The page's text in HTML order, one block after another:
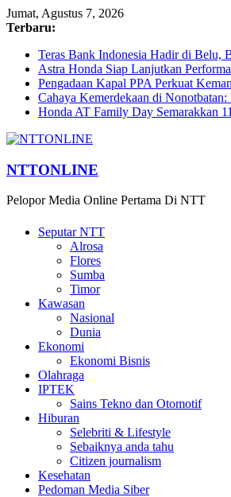
Jumat, Agustus 7, 2026
Terbaru:
Teras Bank Indonesia Hadir di Belu,
Astra Honda Siap Lanjutkan
Pengadaan Kapal PPA Perkuat
Cahaya Kemerdekaan di
Honda AT Family Day Semarakkan
NTTONLINE
Pelopor Media Online Pertama Di NTT
Seputar NTT
Alrosa
Flores
Sumba
Timor
Kawasan
Nasional
Dunia
Ekonomi
Ekonomi Bisnis
Olahraga
IPTEK
Sains Tekno dan Otomotif
Hiburan
Selebriti & Lifestyle
Sebaiknya anda tahu
Citizen journalism
Kesehatan
Pedoman Media Siber